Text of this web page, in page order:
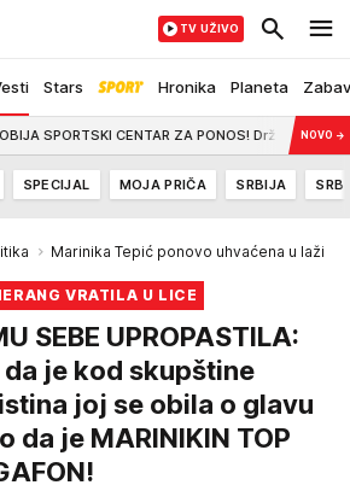
Stars Hronika Planeta
TV UŽIVO
CENTAR ZA PONOS! Država uložila oko
NOVO →
SPECIJAL MOJA PRIČA SRBIJA
Marinika Tepić ponovo uhvaćena u laži
VRATILA U LICE
SEBE UPROPASTILA:
je kod skupštine
joj se obila o glavu
da je MARINIKIN TOP